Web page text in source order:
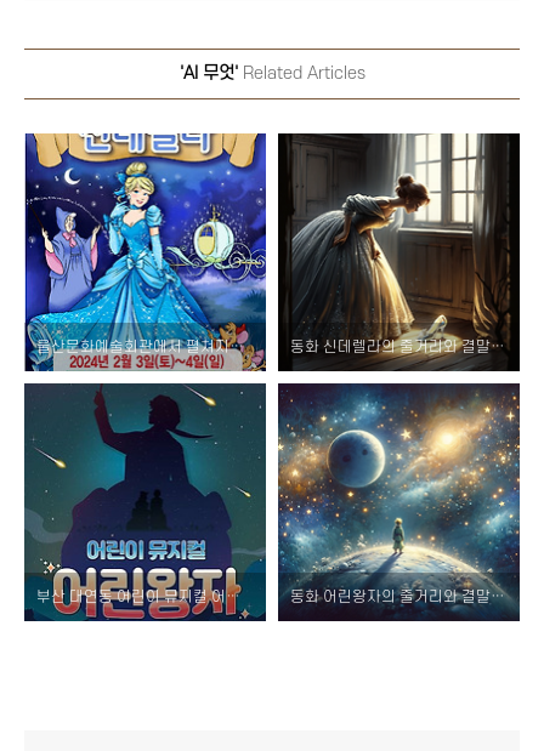
'AI 무엇'Related Articles
울산문화예술회관에서 펼쳐지는 신데렐라 뮤지컬 소개 및 티켓 할인 예매 방법 동화 신데렐라의 줄거리와 결말 그리고 교육적 교훈
부산 대연동 어린이 뮤지컬 어린왕자 소개 및 티켓 예매 할인 방법 동화 어린왕자의 줄거리와 결말 그리고 교육적 교훈